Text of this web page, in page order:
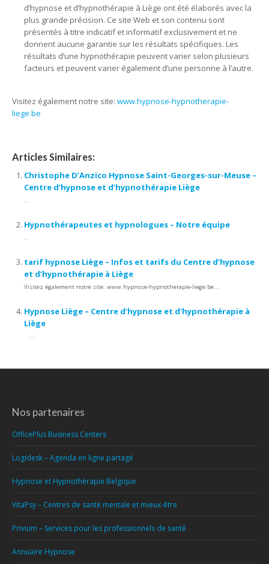
d’hypnose et d’hypnothérapie à Liège ont été élaborés avec la
plus grande précision. Ce site Web et son contenu sont
présentés à titre indicatif et informatif exclusivement et ne
donnent aucune garantie sur les résultats spécifiques. Les
résultats d’une hypnothérapie peuvent varier selon plusieurs
facteurs et peuvent varier également d’une personne à l’autre.
Visitez également notre site: www.hypnose-hypnotherapie-
liege.be
Articles Similaires:
Christophe D’Anzico Hypnose Saint-Georges-sur-Meuse –
Centre d’hypnose et d’hypnothérapie Liège
...
Hypnothérapeutes et hypnologues – Notre équipe
...
tarif hypnose Liège – Infos et tarifs du Centre d’hypnose
et d’hypnothérapie à Liège
Visitez également notre site: www.hypnose-hypnotherapie-liege.be...
Hypnose Liège – Centre d’hypnose et d’hypnothérapie à
Liège
...
Nos partenaires
OfficePlus Business Centers
Logidesk – Agenda en ligne partagé
Hypnose et Hypnothérapie Belgique
VitaPsy – Centres de santé mentale et mieux-être
Privium – Services pour les professionnels de santé
Annuaire Hypnose